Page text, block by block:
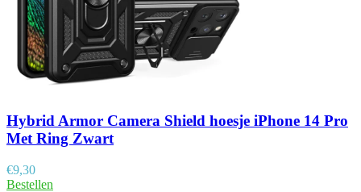
Hybrid Armor Camera Shield hoesje iPhone 14 Pro
Met Ring Zwart
€9,30
Bestellen